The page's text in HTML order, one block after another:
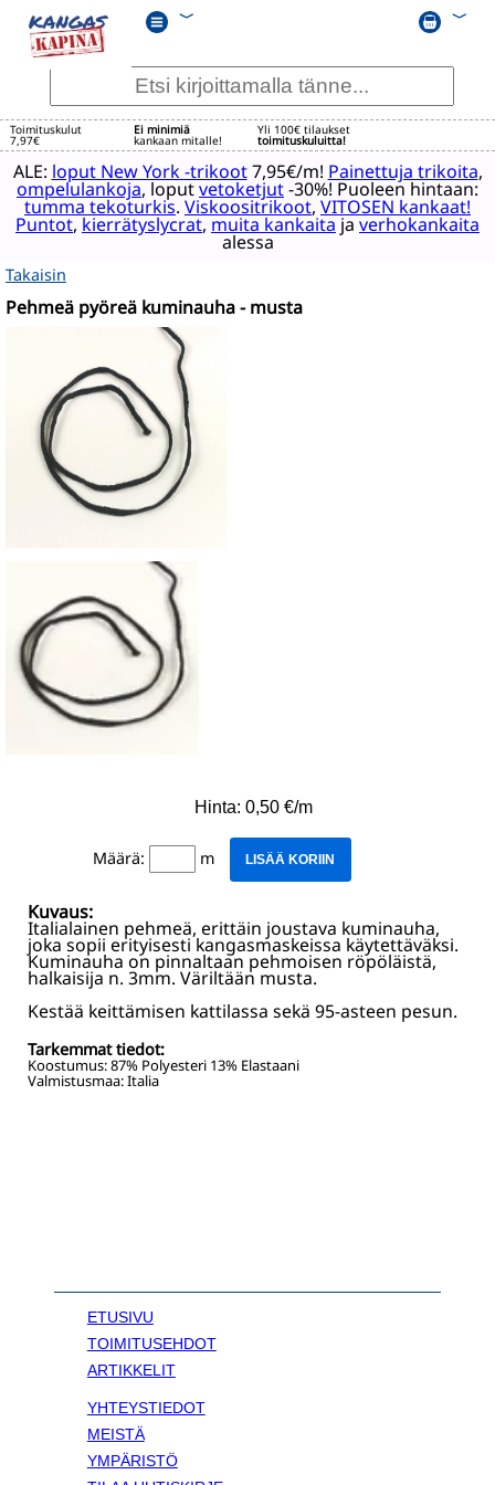
﹀ ﹀
Toimituskulut
7,97€
Ei minimiä
kankaan mitalle!
Yli 100€ tilaukset
toimituskuluitta!
ALE: loput New York -trikoot7,95€/m! Painettuja trikoita,
ompelulankoja, loputvetoketjut-30%! Puoleen hintaan:
tumma tekoturkis. Viskoositrikoot, VITOSEN kankaat!
Puntot,kierrätyslycrat,muita kankaitajaverhokankaita
alessa
Takaisin
Pehmeä pyöreä kuminauha - musta
Hinta: 0,50 €/m
Määrä: m LISÄÄ KORIIN
Kuvaus:
Italialainen pehmeä, erittäin joustava kuminauha,
joka sopii erityisesti kangasmaskeissa käytettäväksi.
Kuminauha on pinnaltaan pehmoisen röpöläistä,
halkaisija n. 3mm. Väriltään musta.
Kestää keittämisen kattilassa sekä 95-asteen pesun.
Tarkemmat tiedot:
Koostumus:87% Polyesteri 13% Elastaani
Valmistusmaa: Italia
ETUSIVU
TOIMITUSEHDOT
ARTIKKELIT
YHTEYSTIEDOT
MEISTÄ
YMPÄRISTÖ